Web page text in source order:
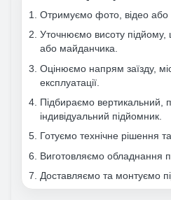
Отримуємо фото, відео або
Уточнюємо висоту підйому,
або майданчика.
Оцінюємо напрям заїзду,
експлуатації.
Підбираємо вертикальний,
індивідуальний підйомник.
Готуємо технічне рішення
Виготовляємо обладнання
Доставляємо та монтуємо